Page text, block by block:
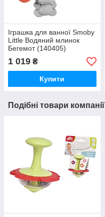
Іграшка для ванної Smoby
Little Водяний млинок
Бегемот (140405)
1 019 ₴
Купити
Подібні товари компанії